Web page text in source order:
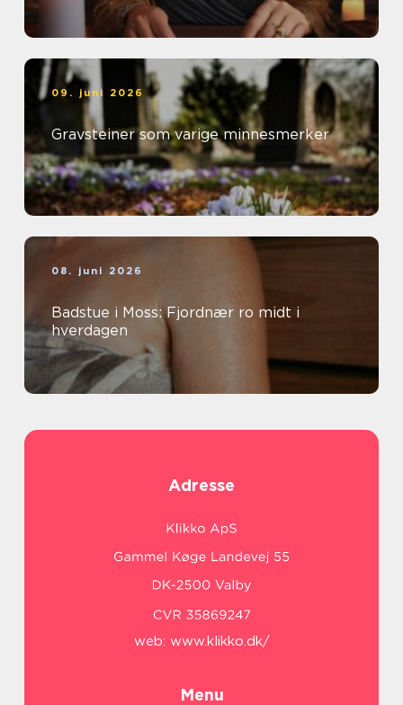
09. juni 2026
Gravsteiner som varige minnesmerker
08. juni 2026
Badstue i Moss: Fjordnær ro midt i
hverdagen
Adresse
web: www.klikko.dk/
Menu